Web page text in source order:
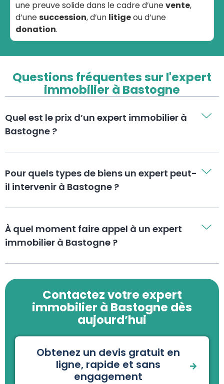
une preuve solide dans le cadre d’unevente,
d’unesuccession, d’un litigeou d’une
donation.
Questions fréquentes sur l'expert
immobilier à Bastogne
Quel est le prix d’un expert immobilier à
Bastogne ?
Pour quels types de biens un expert peut-
il intervenir à Bastogne ?
À quel moment faire appel à un expert
immobilier à Bastogne ?
Contactez votre expert
immobilier à Bastogne dès
aujourd’hui
Obtenez un devis gratuit en
ligne, rapide et sans
engagement